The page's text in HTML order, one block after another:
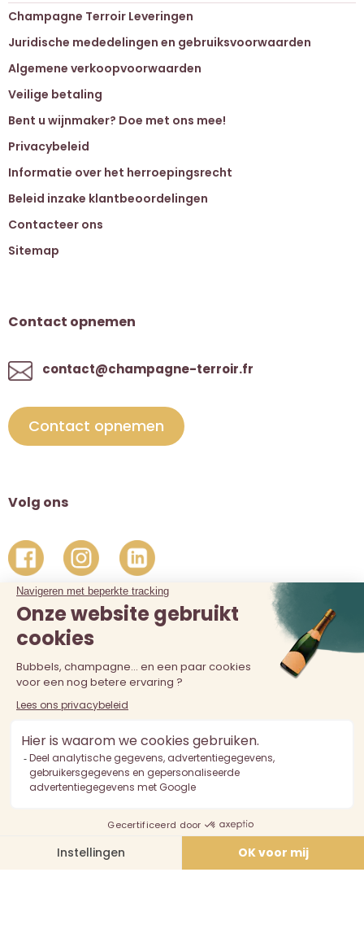
Champagne Terroir Leveringen
Juridische mededelingen en gebruiksvoorwaarden
Algemene verkoopvoorwaarden
Veilige betaling
Bent u wijnmaker? Doe met ons mee!
Privacybeleid
Informatie over het herroepingsrecht
Beleid inzake klantbeoordelingen
Contacteer ons
Sitemap
Contact opnemen
contact@champagne-terroir.fr
Contact opnemen
Volg ons
De verkoop van alcohol aan personen jonger dan 18 jaar is
verboden. Alcoholmisbruik is schadelijk voor de gezondheid.